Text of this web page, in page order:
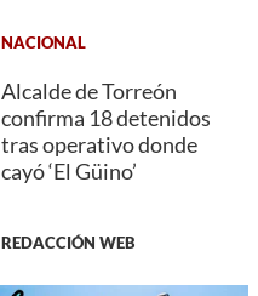
NACIONAL
Alcalde de Torreón
confirma 18 detenidos
tras operativo donde
cayó ‘El Güino’
REDACCIÓN WEB